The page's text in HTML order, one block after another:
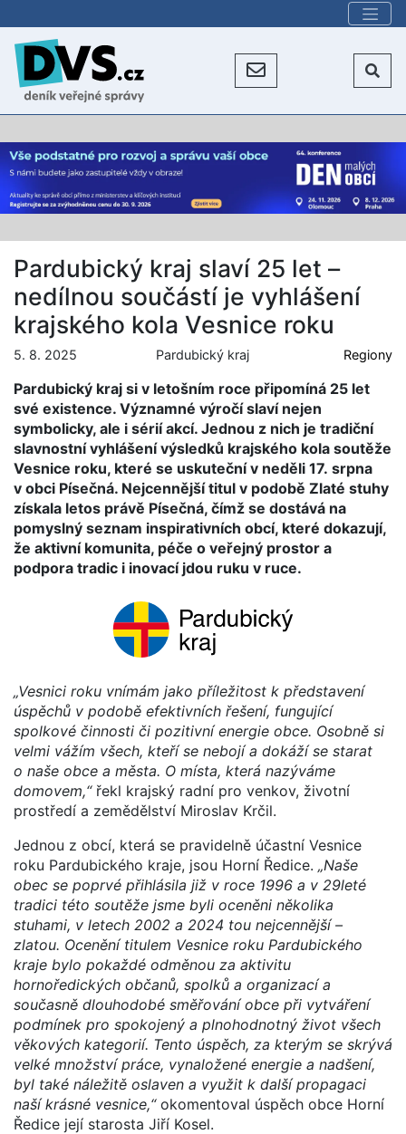
Pardubický kraj slaví 25 let –
nedílnou součástí je vyhlášení
krajského kola Vesnice roku
5. 8. 2025 Pardubický kraj Regiony
Pardubický kraj si v letošním roce připomíná 25 let
své existence. Významné výročí slaví nejen
symbolicky, ale i sérií akcí. Jednou z nich je tradiční
slavnostní vyhlášení výsledků krajského kola soutěže
Vesnice roku, které se uskuteční v neděli 17. srpna
v obci Písečná. Nejcennější titul v podobě Zlaté stuhy
získala letos právě Písečná, čímž se dostává na
pomyslný seznam inspirativních obcí, které dokazují,
že aktivní komunita, péče o veřejný prostor a
podpora tradic i inovací jdou ruku v ruce.
„Vesnici roku vnímám jako příležitost k představení
úspěchů v podobě efektivních řešení, fungující
spolkové činnosti či pozitivní energie obce. Osobně si
velmi vážím všech, kteří se nebojí a dokáží se starat
o naše obce a města. O místa, která nazýváme
domovem,“řekl krajský radní pro venkov, životní
prostředí a zemědělství Miroslav Krčil.
Jednou z obcí, která se pravidelně účastní Vesnice
roku Pardubického kraje, jsou Horní Ředice. „Naše
obec se poprvé přihlásila již v roce 1996 a v 29leté
tradici této soutěže jsme byli oceněni několika
stuhami, v letech 2002 a 2024 tou nejcennější –
zlatou. Ocenění titulem Vesnice roku Pardubického
kraje bylo pokaždé odměnou za aktivitu
hornoředických občanů, spolků a organizací a
současně dlouhodobé směřování obce při vytváření
podmínek pro spokojený a plnohodnotný život všech
věkových kategorií. Tento úspěch, za kterým se skrývá
velké množství práce, vynaložené energie a nadšení,
byl také náležitě oslaven a využit k další propagaci
naší krásné vesnice,“okomentoval úspěch obce Horní
Ředice její starosta Jiří Kosel.